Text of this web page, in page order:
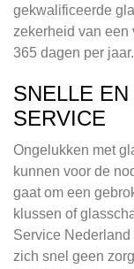
gekwalificeerde
zekerheid van een
365 dagen per jaar.
SNELLE
SERVICE
Ongelukken met
kunnen voor de
gaat om een
klussen of
Service
zich snel geen